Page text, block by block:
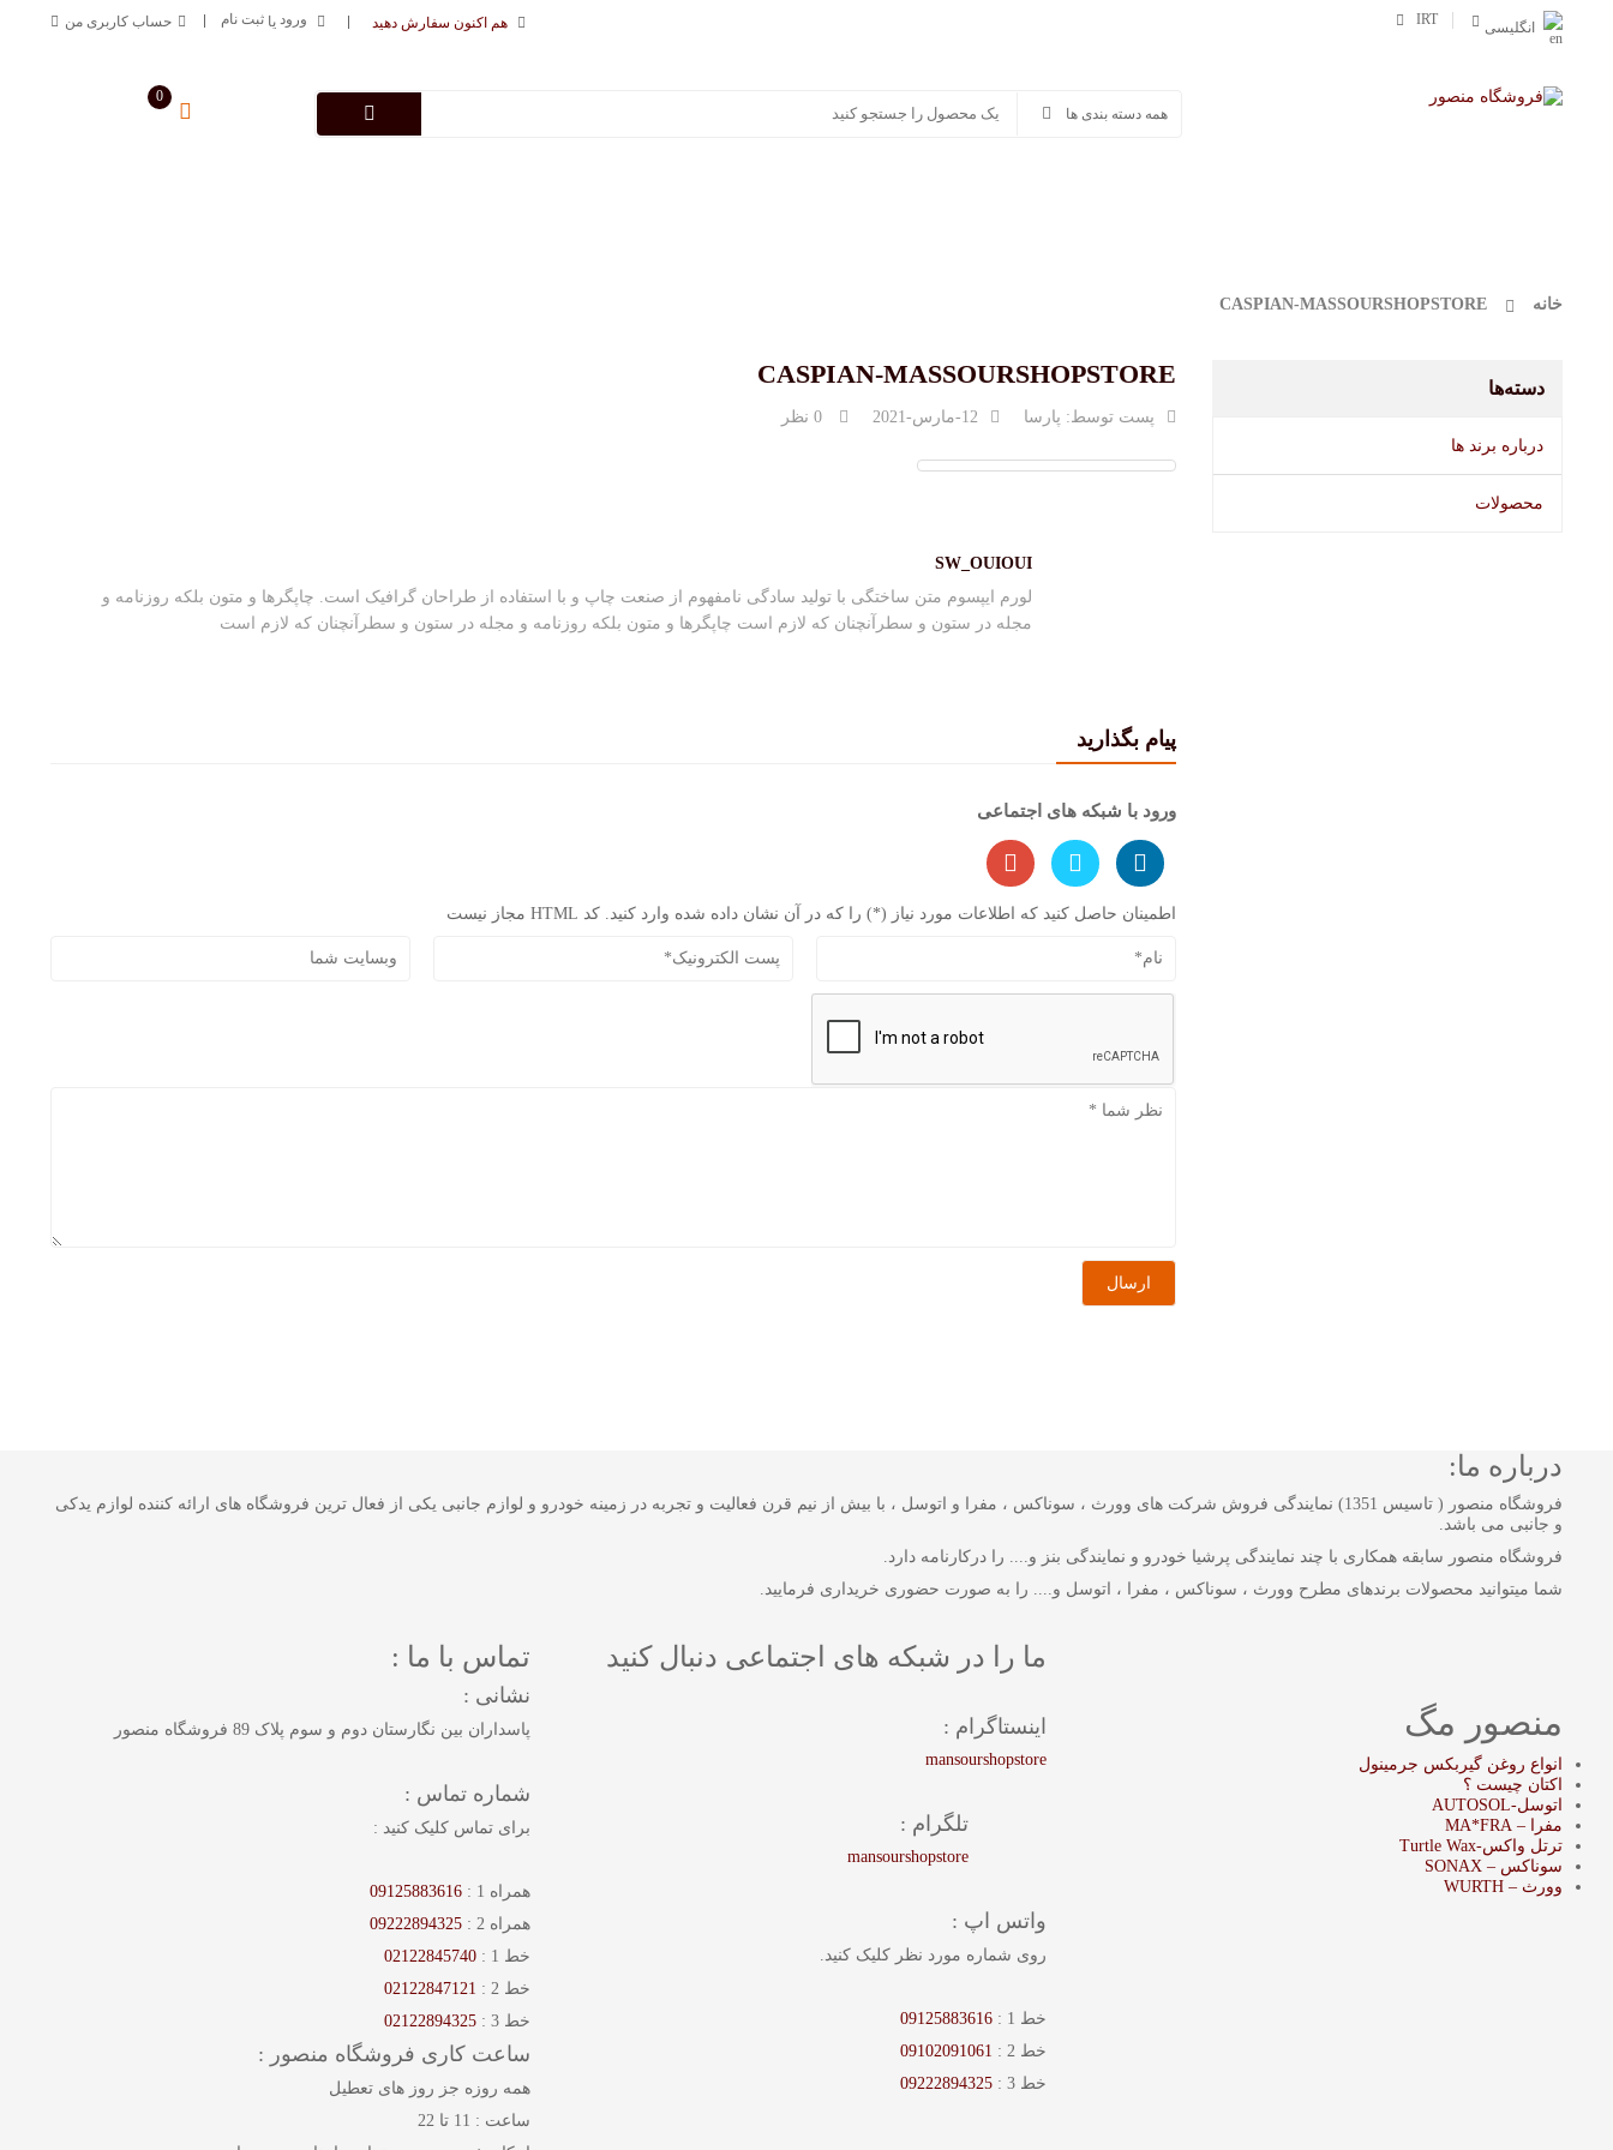
انگلیسی
IRT حساب کاربری من ورود یا ثبت نام هم اکنون سفارش دهید
0
خانه CASPIAN-MASSOURSHOPSTORE
دسته‌ها
درباره برند ها
محصولات
CASPIAN-MASSOURSHOPSTORE
پست توسط: پارسا 12-مارس-2021 0 نظر
SW_OUIOUI
لورم ایپسوم متن ساختگی با تولید سادگی نامفهوم از صنعت چاپ و با استفاده از طراحان گرافیک است. چاپگرها و متون بلکه روزنامه و
مجله در ستون و سطرآنچنان که لازم است چاپگرها و متون بلکه روزنامه و مجله در ستون و سطرآنچنان که لازم است
پیام بگذارید
ورود با شبکه های اجتماعی
اطمینان حاصل کنید که اطلاعات مورد نیاز (*) را که در آن نشان داده شده وارد کنید. کد HTML مجاز نیست
درباره ما:
فروشگاه منصور ( تاسیس 1351) نمایندگی فروش شرکت های وورث ، سوناکس ، مفرا و اتوسل ، با بیش از نیم قرن فعالیت و تجربه در زمینه خودرو و لوازم جانبی یکی از فعال ترین فروشگاه های ارائه کننده لوازم یدکی
و جانبی می باشد.
فروشگاه منصور سابقه همکاری با چند نمایندگی پرشیا خودرو و نمایندگی بنز و.... را درکارنامه دارد.
شما میتوانید محصولات برندهای مطرح وورث ، سوناکس ، مفرا ، اتوسل و.... را به صورت حضوری خریداری فرمایید.
منصور مگ
انواع روغن گیربکس جرمینول
اکتان چیست ؟
اتوسل-AUTOSOL
مفرا – MA*FRA
ترتل واکس-Turtle Wax
سوناکس – SONAX
وورث – WURTH
ما را در شبکه های اجتماعی دنبال کنید
اینستاگرام :
mansourshopstore
تلگرام :
mansourshopstore
واتس اپ :
روی شماره مورد نظر کلیک کنید.
خط 1 :
09125883616
خط 2 :
09102091061
خط 3 :
09222894325
تماس با ما :
نشانی :
پاسداران بین نگارستان دوم و سوم پلاک 89 فروشگاه منصور
شماره تماس :
برای تماس کلیک کنید :
همراه 1 :
09125883616
همراه 2 :
09222894325
خط 1 :
02122845740
خط 2 :
02122847121
خط 3 :
02122894325
ساعت کاری فروشگاه منصور :
همه روزه جز روز های تعطیل
ساعت : 11 تا 22